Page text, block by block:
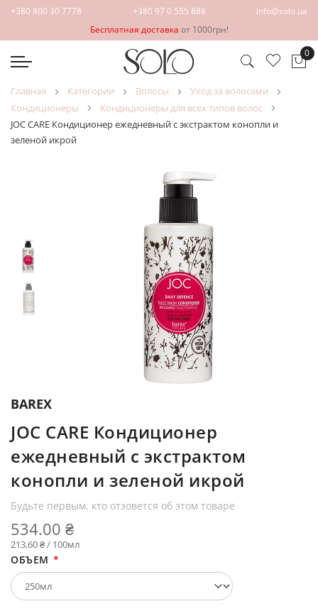
+380 800 30 7778 +380 97 0 555 888
info@solo.ua
Бесплатная доставка от 1000грн!
0
главная категории волосы
уход за волосами
кондиционеры
кондиционеры для всех типов волос
JOC CARE Кондиционер ежедневный с экстрактом конопли и
зеленой икрой
BAREX
JOC CARE Кондиционер
ежедневный с экстрактом
конопли и зеленой икрой
Будьте первым, кто отзовется об этом товаре
534.00 ₴
213,60 ₴ / 100мл
ОБЪЕМ